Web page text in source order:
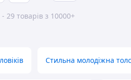
29 товарів з 10000+
Стильна молодіжна